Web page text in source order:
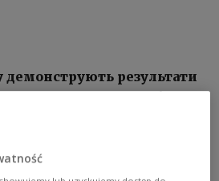
демонструють результати
опитування «Бізнес
Бізнес
опитаних ЄБА компаній
співробітників, які
допомагають фінансово